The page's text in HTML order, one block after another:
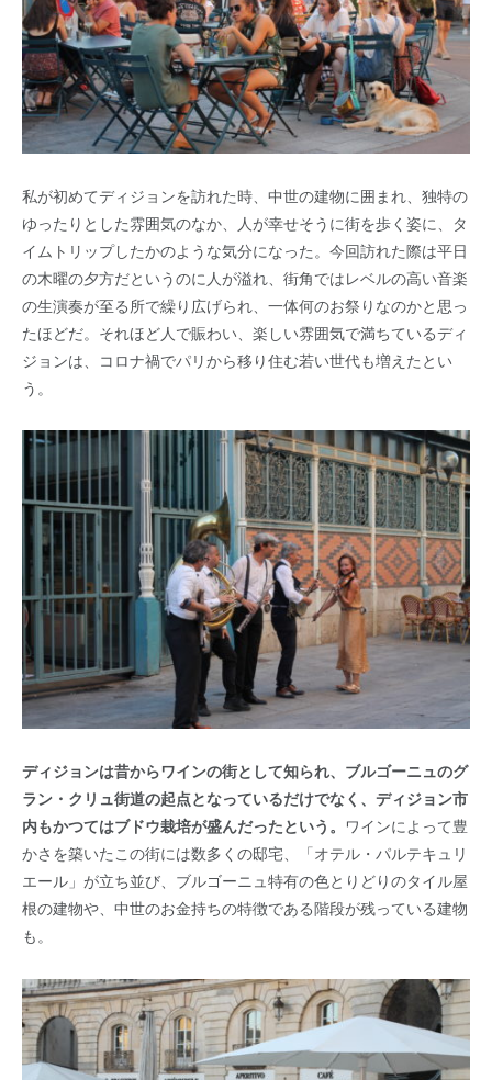
私が初めてディジョンを訪れた時、中世の建物に囲まれ、独特の
ゆったりとした雰囲気のなか、人が幸せそうに街を歩く姿に、タ
イムトリップしたかのような気分になった。今回訪れた際は平日
の木曜の夕方だというのに人が溢れ、街角ではレベルの高い音楽
の生演奏が至る所で繰り広げられ、一体何のお祭りなのかと思っ
たほどだ。それほど人で賑わい、楽しい雰囲気で満ちているディ
ジョンは、コロナ禍でパリから移り住む若い世代も増えたとい
う。
ディジョンは昔からワインの街として知られ、ブルゴーニュのグ
ラン・クリュ街道の起点となっているだけでなく、ディジョン市
内もかつてはブドウ栽培が盛んだったという。 ワインによって豊
かさを築いたこの街には数多くの邸宅、「オテル・パルテキュリ
エール」が立ち並び、ブルゴーニュ特有の色とりどりのタイル屋
根の建物や、中世のお金持ちの特徴である階段が残っている建物
も。